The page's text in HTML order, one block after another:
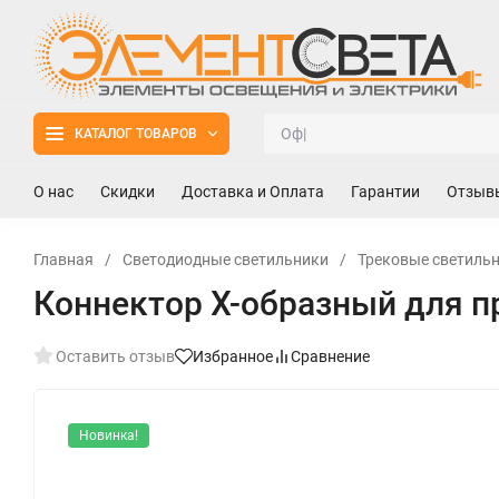
КАТАЛОГ ТОВАРОВ
О нас Скидки Доставка и Оплата Гарантии
Главная / Светодиодные светильники / Трековые
Коннектор X-образный для
Оставить отзыв Избранное Сравнение
Новинка!